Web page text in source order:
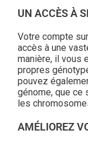
UN ACCÈS À
Votre compte
accès à une
manière, il vous
propres
pouvez
génome, que ce
les
AMÉLIOREZ